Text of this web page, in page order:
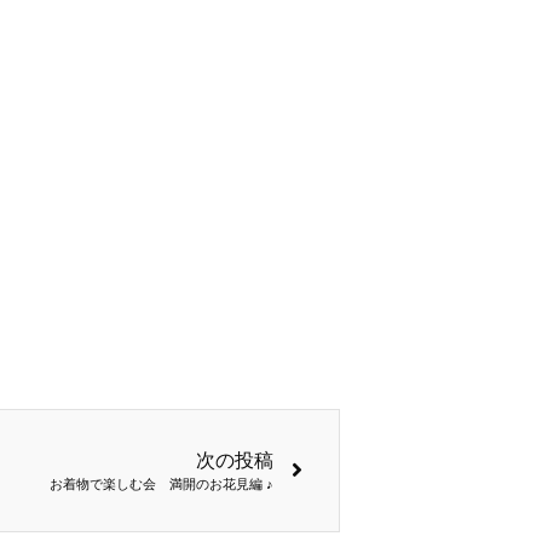
次の投稿
お着物で楽しむ会 満開のお花見編 ♪